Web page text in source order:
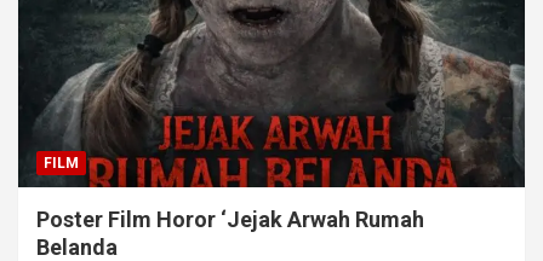
FILM
Poster Film Horor ‘Jejak Arwah Rumah
Belanda